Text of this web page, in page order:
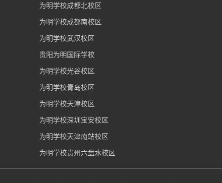
为明学校成都北校区
为明学校成都南校区
为明学校武汉校区
贵阳为明国际学校
为明学校光谷校区
为明学校青岛校区
为明学校天津校区
为明学校深圳宝安校区
为明学校天津南站校区
为明学校贵州六盘水校区